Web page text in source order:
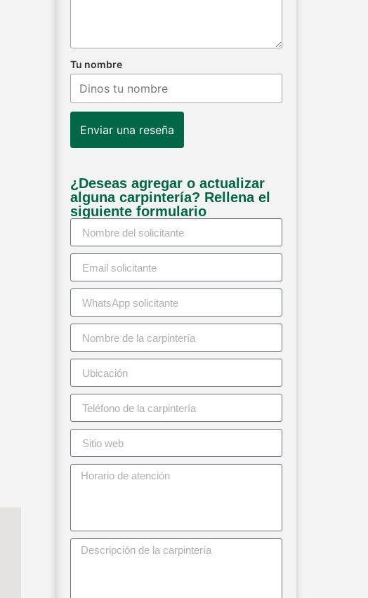
Tu nombre
Enviar una reseña
¿Deseas agregar o actualizar
alguna carpintería? Rellena el
siguiente formulario